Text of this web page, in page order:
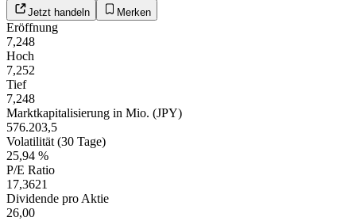
Jetzt handeln Merken
Eröffnung
7,248
Hoch
7,252
Tief
7,248
Marktkapitalisierung in Mio. (JPY)
576.203,5
Volatilität (30 Tage)
25,94 %
P/E Ratio
17,3621
Dividende pro Aktie
26,00